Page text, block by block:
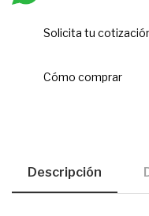
Solicita tu
Cómo comprar
Descripción